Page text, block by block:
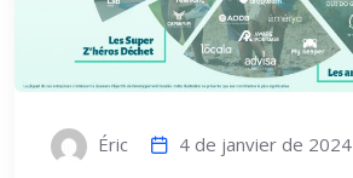
Éric 4 de janvier de 2024